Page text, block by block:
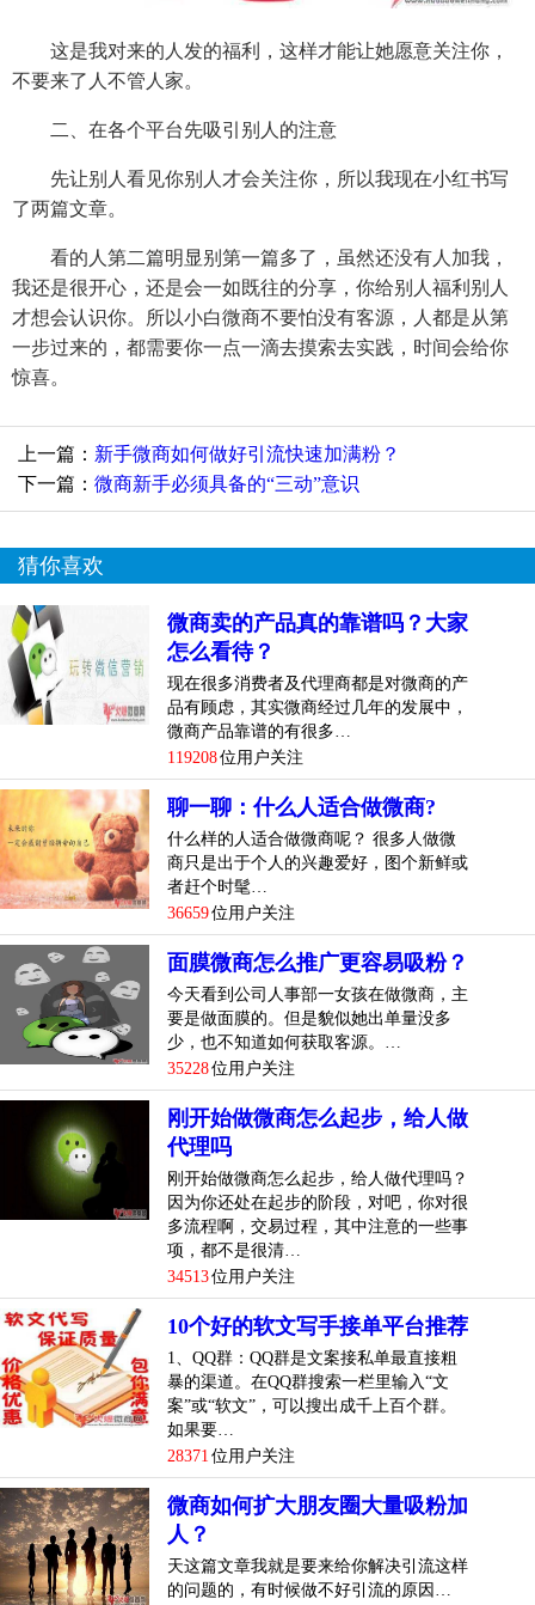
这是我对来的人发的福利，这样才能让她愿意关注你，
不要来了人不管人家。
二、在各个平台先吸引别人的注意
先让别人看见你别人才会关注你，所以我现在小红书写
了两篇文章。
看的人第二篇明显别第一篇多了，虽然还没有人加我，
我还是很开心，还是会一如既往的分享，你给别人福利别人
才想会认识你。所以小白微商不要怕没有客源，人都是从第
一步过来的，都需要你一点一滴去摸索去实践，时间会给你
惊喜。
上一篇： 新手微商如何做好引流快速加满粉？
下一篇： 微商新手必须具备的“三动”意识
猜你喜欢
微商卖的产品真的靠谱吗？大家
怎么看待？
现在很多消费者及代理商都是对微商的产
品有顾虑，其实微商经过几年的发展中，
微商产品靠谱的有很多…
119208位用户关注
聊一聊：什么人适合做微商?
什么样的人适合做微商呢？ 很多人做微
商只是出于个人的兴趣爱好，图个新鲜或
者赶个时髦…
36659位用户关注
面膜微商怎么推广更容易吸粉？
今天看到公司人事部一女孩在做微商，主
要是做面膜的。但是貌似她出单量没多
少，也不知道如何获取客源。…
35228位用户关注
刚开始做微商怎么起步，给人做
代理吗
刚开始做微商怎么起步，给人做代理吗？
因为你还处在起步的阶段，对吧，你对很
多流程啊，交易过程，其中注意的一些事
项，都不是很清…
34513位用户关注
10个好的软文写手接单平台推荐
1、QQ群：QQ群是文案接私单最直接粗
暴的渠道。在QQ群搜索一栏里输入“文
案”或“软文”，可以搜出成千上百个群。
如果要…
28371 位用户关注
微商如何扩大朋友圈大量吸粉加
人？
天这篇文章我就是要来给你解决引流这样
的问题的，有时候做不好引流的原因…